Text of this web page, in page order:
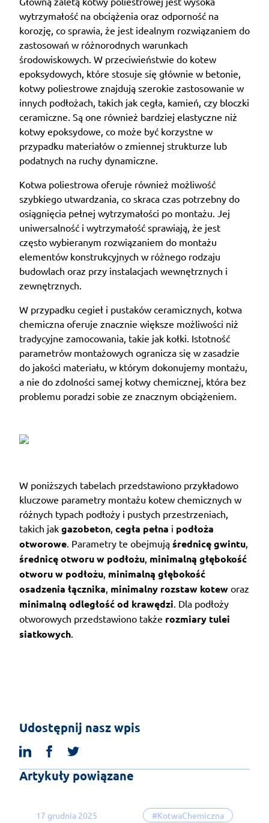
wytrzymałość na obciążenia oraz odporność na
korozję, co sprawia, że jest idealnym rozwiązaniem do
zastosowań w różnorodnych warunkach
środowiskowych. W przeciwieństwie do kotew
epoksydowych, które stosuje się głównie w betonie,
kotwy poliestrowe znajdują szerokie zastosowanie w
innych podłożach, takich jak cegła, kamień, czy bloczki
ceramiczne. Są one również bardziej elastyczne niż
kotwy epoksydowe, co może być korzystne w
przypadku materiałów o zmiennej strukturze lub
podatnych na ruchy dynamiczne.
Kotwa poliestrowa oferuje również możliwość
szybkiego utwardzania, co skraca czas potrzebny do
osiągnięcia pełnej wytrzymałości po montażu. Jej
uniwersalność i wytrzymałość sprawiają, że jest
często wybieranym rozwiązaniem do montażu
elementów konstrukcyjnych w różnego rodzaju
budowlach oraz przy instalacjach wewnętrznych i
zewnętrznych.
W przypadku cegieł i pustaków ceramicznych, kotwa
chemiczna oferuje znacznie większe możliwości niż
tradycyjne zamocowania, takie jak kołki. Istotność
parametrów montażowych ogranicza się w zasadzie
do jakości materiału, w którym dokonujemy montażu,
a nie do zdolności samej kotwy chemicznej, która bez
problemu poradzi sobie ze znacznym obciążeniem.
W poniższych tabelach przedstawiono przykładowo
kluczowe parametry montażu kotew chemicznych w
różnych typach podłoży i pustych przestrzeniach,
takich jak gazobeton cegła pełna i podłoża
otworowe . Parametry te obejmują średnicę gwintu
średnicę otworu w podłożu minimalną głębokość
otworu w podłożu minimalną głębokość
osadzenia łącznika minimalny rozstaw kotew oraz
minimalną odległość od krawędzi . Dla podłoży
otworowych przedstawiono także rozmiary tulei
siatkowych
Udostępnij nasz wpis
linkedinfacebook
Artykuły powiązane
17 grudnia 2025 #KotwaChemiczna